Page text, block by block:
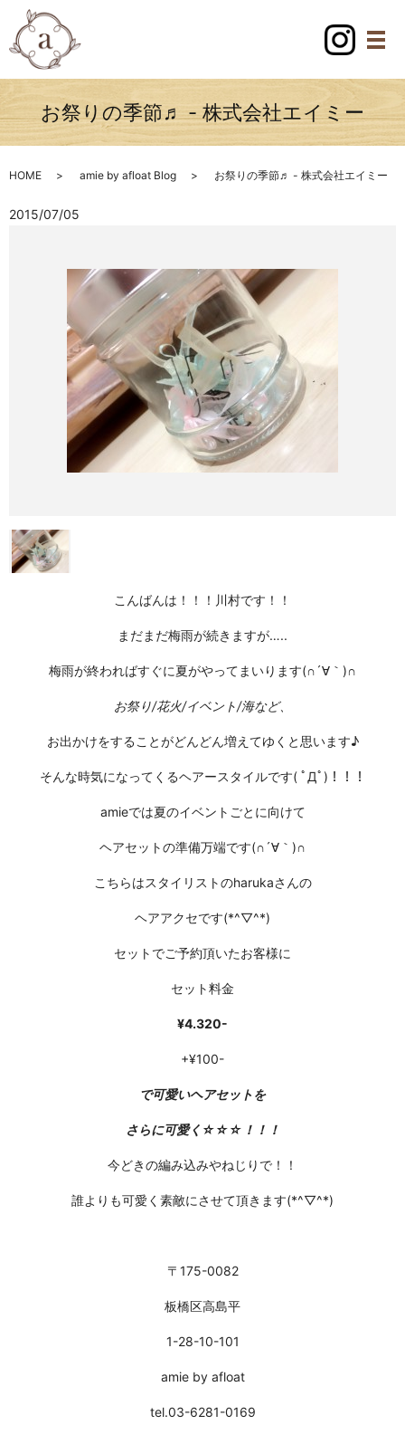
お祭りの季節♬ - 株式会社エイミー
HOME amie by afloat Blog お祭りの季節♬ - 株式会社エイミー
2015/07/05
こんばんは！！！川村です！！
まだまだ梅雨が続きますが…..
梅雨が終わればすぐに夏がやってまいります(∩´∀｀)∩
お祭り/花火/イベント/海など、
お出かけをすることがどんどん増えてゆくと思います♪
そんな時気になってくるヘアースタイルです( ﾟДﾟ)！！！
amieでは夏のイベントごとに向けて
ヘアセットの準備万端です(∩´∀｀)∩
こちらはスタイリストのharukaさんの
ヘアアクセです(*^▽^*)
セットでご予約頂いたお客様に
セット料金
¥4.320-
+¥100-
で可愛いヘアセットを
さらに可愛く☆☆☆！！！
今どきの編み込みやねじりで！！
誰よりも可愛く素敵にさせて頂きます(*^▽^*)
〒175-0082
板橋区高島平
1-28-10-101
amie by afloat
tel.03-6281-0169